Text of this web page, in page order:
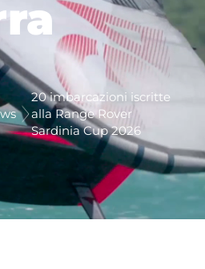
20 imbarcazioni iscritte
alla Range Rover
Sardinia Cup 2026